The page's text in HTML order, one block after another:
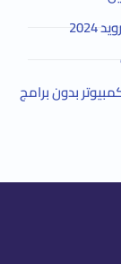
بدون برامج